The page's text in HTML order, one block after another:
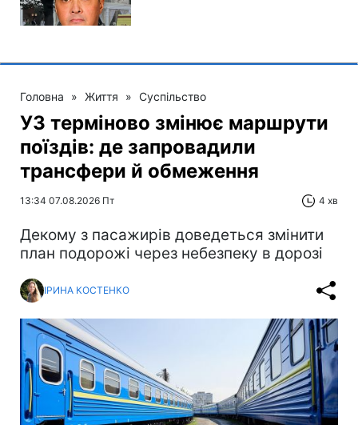
Головна » Життя » Суспільство
УЗ терміново змінює маршрути
поїздів: де запровадили
трансфери й обмеження
13:34 07.08.2026 Пт 4 хв
Декому з пасажирів доведеться змінити
план подорожі через небезпеку в дорозі
ІРИНА КОСТЕНКО